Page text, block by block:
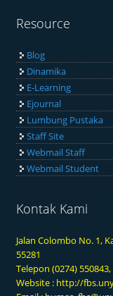
Resource
Blog
Dinamika
E-Learning
Ejournal
Lumbung Pustaka
Staff Site
Webmail Staff
Webmail Student
Kontak Kami
Jalan Colombo No. 1,
55281
Telepon (0274)
Website : http://